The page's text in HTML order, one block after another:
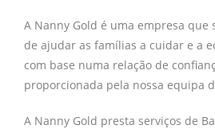
A Nanny Gold é uma empresa que
de ajudar as famílias a cuidar e a
com base numa relação de
proporcionada pela nossa equipa
A Nanny Gold presta serviços de